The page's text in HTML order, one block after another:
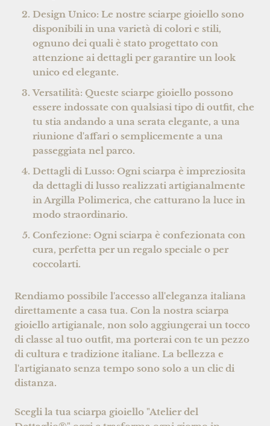
Design Unico: Le nostre sciarpe gioiello sono
disponibili in una varietà di colori e stili,
ognuno dei quali è stato progettato con
attenzione ai dettagli per garantire un look
unico ed elegante.
Versatilità: Queste sciarpe gioiello possono
essere indossate con qualsiasi tipo di outfit, che
tu stia andando a una serata elegante, a una
riunione d'affari o semplicemente a una
passeggiata nel parco.
Dettagli di Lusso: Ogni sciarpa è impreziosita
da dettagli di lusso realizzati artigianalmente
in Argilla Polimerica, che catturano la luce in
modo straordinario.
Confezione: Ogni sciarpa è confezionata con
cura, perfetta per un regalo speciale o per
coccolarti.
Rendiamo possibile l'accesso all'eleganza italiana
direttamente a casa tua. Con la nostra sciarpa
gioiello artigianale, non solo aggiungerai un tocco
di classe al tuo outfit, ma porterai con te un pezzo
di cultura e tradizione italiane. La bellezza e
l'artigianato senza tempo sono solo a un clic di
distanza.
Scegli la tua sciarpa gioiello "Atelier del